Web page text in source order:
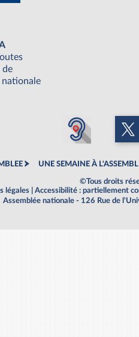
de
nationale
UNE SEMAINE À
©Tous droits
légales
Accessibilité : partiellement
Assemblée nationale - 126 Rue de